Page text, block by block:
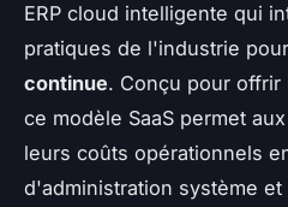
ERP cloud intelligente qui
pratiques de l'industrie
continue. Conçu pour
ce modèle SaaS permet
leurs coûts opérationnels
d'administration système